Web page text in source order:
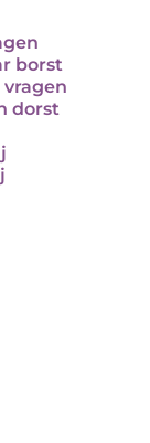
borst
dorst